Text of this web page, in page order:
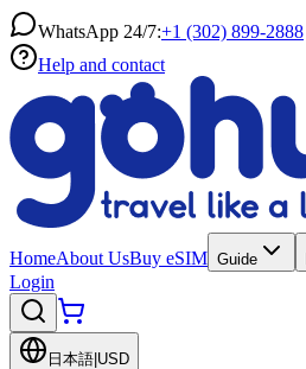
WhatsApp 24/7:+1 (302) 899-2888
Help and contact
HomeAbout UsBuy eSIM Guide
Login
日本語 USD